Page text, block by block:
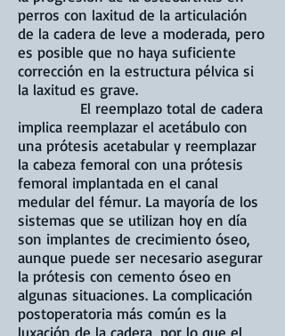
perros con laxitud de la articulación
de la cadera de leve a moderada, pero
es posible que no haya suficiente
corrección en la estructura pélvica si
la laxitud es grave.
El reemplazo total de cadera
implica reemplazar el acetábulo con
una prótesis acetabular y reemplazar
la cabeza femoral con una prótesis
femoral implantada en el canal
medular del fémur. La mayoría de los
sistemas que se utilizan hoy en día
son implantes de crecimiento óseo,
aunque puede ser necesario asegurar
la prótesis con cemento óseo en
algunas situaciones. La complicación
postoperatoria más común es la
luxación de la cadera, por lo que el